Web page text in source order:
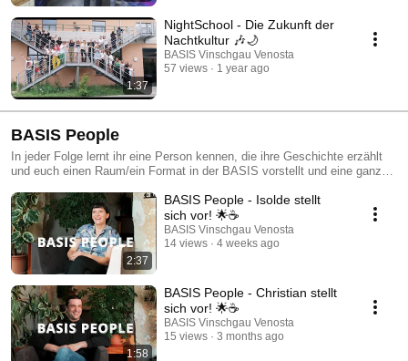
1:37
NightSchool - Die Zukunft der
Nachtkultur 🎶🌙
BASIS Vinschgau Venosta
57 views
1 year ago
BASIS People
In jeder Folge lernt ihr eine Person kennen, die ihre Geschichte erzählt
und euch einen Raum/ein Format in der BASIS vorstellt und eine ganz
spannende Einblicke hinter die Kulissen, sondern entdeckt auch, was die
BASIS zu einem so besonderen Ort macht. ✨
2:37
BASIS People - Isolde stellt
sich vor! 🌟☕
BASIS Vinschgau Venosta
14 views
4 weeks ago
1:58
BASIS People - Christian stellt
sich vor! 🌟☕
BASIS Vinschgau Venosta
15 views
3 months ago